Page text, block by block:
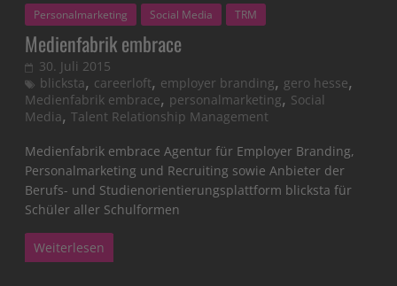
Personalmarketing
Social Media TRM
Medienfabrik embrace
30. Juli 2015
blicksta, careerloft, employer branding, gero hesse,
Medienfabrik embrace, personalmarketing,Social
Media,Talent Relationship Management
Medienfabrik embrace Agentur für Employer Branding,
Personalmarketing und Recruiting sowie Anbieter der
Berufs- und Studienorientierungsplattform blicksta für
Schüler aller Schulformen
Weiterlesen